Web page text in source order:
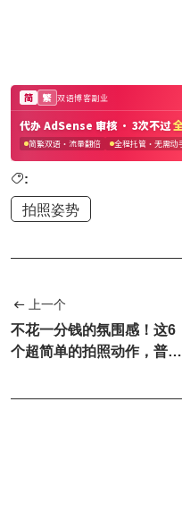
:
拍照姿势
上一个
不花一分钱的氛围感！这6
个超简单的拍照动作，普通